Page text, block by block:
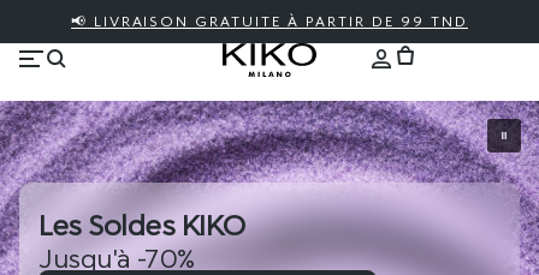
📢 LIVRAISON GRATUITE À PARTIR DE 99 TND
Les Soldes KIKO
Jusqu'à -70%